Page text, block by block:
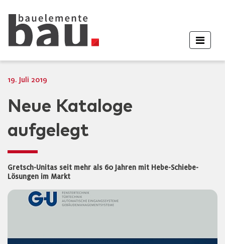
19. Juli 2019
Neue Kataloge
aufgelegt
Gretsch-Unitas seit mehr als 60 Jahren mit Hebe-Schiebe-
Lösungen im Markt